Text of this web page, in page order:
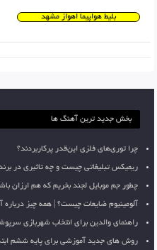
بلیط هواپیما اهواز مشهد
بخش جدید ترین آهنگ ها
چرا توری‌های فلزی این‌قدر پرکاربردند؟
ریمیکس تبلیغاتی چیست و چه تاثیری در
چطور جم موبایل لجند بخریم که هم ارزان
آلومینیوم ضایعات چیست؟ | همه چیز
راهنمای والدین برای انتخاب شهربازی
روش های جدید آموزشی برای پایه ششم